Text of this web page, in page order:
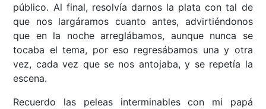
público. Al final, resolvía darnos la plata con tal de
que nos largáramos cuanto antes, advirtiéndonos
que en la noche arreglábamos, aunque nunca se
tocaba el tema, por eso regresábamos una y otra
vez, cada vez que se nos antojaba, y se repetía la
escena.
Recuerdo las peleas interminables con mi papá